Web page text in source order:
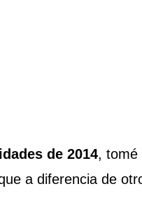
de 2014, tomé
a diferencia de